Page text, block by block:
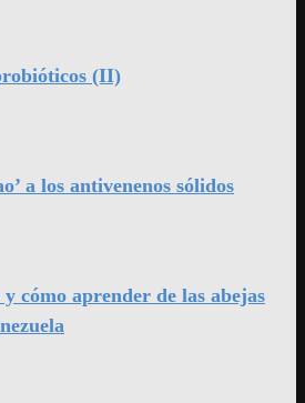
(II)
a los antivenenos sólidos
cómo aprender de las abejas